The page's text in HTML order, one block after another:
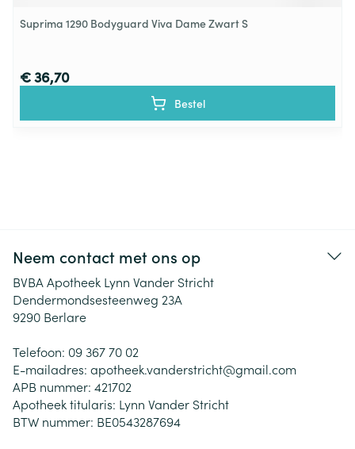
Suprima 1290 Bodyguard Viva Dame Zwart S
€ 36,70
Bestel
Neem contact met ons op
BVBA Apotheek Lynn Vander Stricht
Dendermondsesteenweg 23A
9290 Berlare
Telefoon: 09 367 70 02
E-mailadres: apotheek.vanderstricht@gmail.com
APB nummer: 421702
Apotheek titularis: Lynn Vander Stricht
BTW nummer: BE0543287694